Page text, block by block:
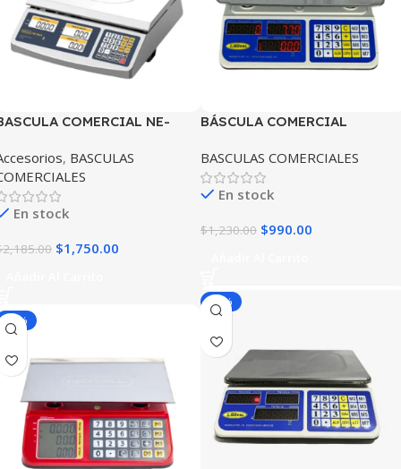
COMERCIAL NE-
, BASCULAS
En stock
2,185.00 $1,750.00
BÁSCULA COMERCIAL
NOVAL
BASCULAS COMERCIALES
En stock
$1,230.00 $990.00
-20%
-20%